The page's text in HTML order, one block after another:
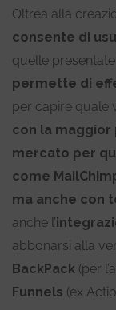
Oltrea alla
consente di
quelle
permette di
per capire quale
con la
mercato per
come
ma anche con
anche l’
abbonarsi alla
BackPack (per
Funnels (ex